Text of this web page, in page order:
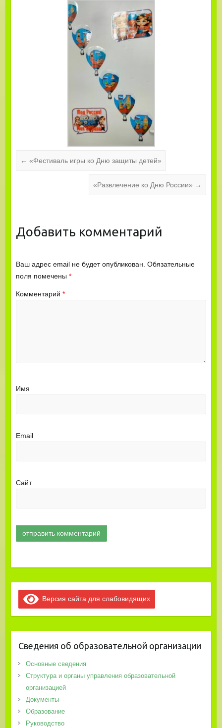
← «Фестиваль игры ко Дню защиты детей»
«Развлечение ко Дню России» →
Добавить комментарий
Ваш адрес email не будет опубликован. Обязательные
поля помечены *
Комментарий *
Имя
Email
Сайт
Версия сайта для слабовидящих
Сведения об образовательной организации
Основные сведения
Структура и органы управления образовательной
организацией
Документы
Образование
Руководство